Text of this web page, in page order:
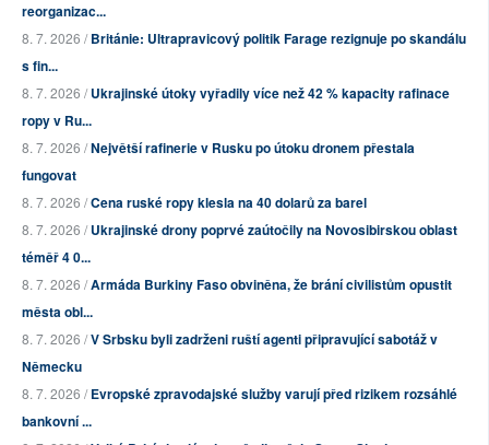
reorganizac...
8. 7. 2026 /Británie: Ultrapravicový politik Farage rezignuje po skandálu
s fin...
8. 7. 2026 /Ukrajinské útoky vyřadily více než 42 % kapacity rafinace
ropy v Ru...
8. 7. 2026 /Největší rafinerie v Rusku po útoku dronem přestala
fungovat
8. 7. 2026 /Cena ruské ropy klesla na 40 dolarů za barel
8. 7. 2026 /Ukrajinské drony poprvé zaútočily na Novosibirskou oblast
téměř 4 0...
8. 7. 2026 /Armáda Burkiny Faso obviněna, že brání civilistům opustit
města obl...
8. 7. 2026 /V Srbsku byli zadrženi ruští agenti připravující sabotáž v
Německu
8. 7. 2026 /Evropské zpravodajské služby varují před rizikem rozsáhlé
bankovní ...